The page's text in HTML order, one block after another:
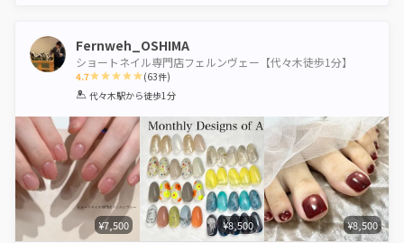
Fernweh_OSHIMA
ショートネイル専門店フェルンヴェー【代々木徒歩1分】
4.7
1 2 3 4 5
(63件)
代々木駅から徒歩1分
¥7,500 ¥8,500 ¥8,500